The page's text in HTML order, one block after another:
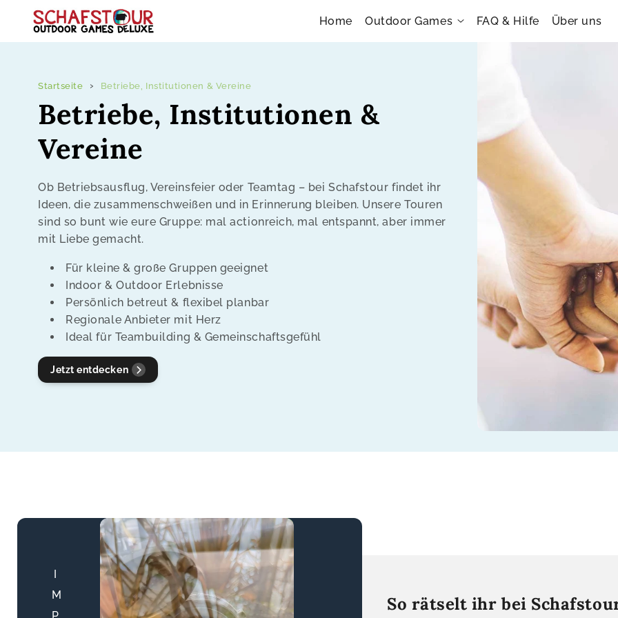
springen
Home Outdoor Games FAQ & Hilfe Über uns
Startseite Betriebe, Institutionen & Vereine
K
o
l
l
e
k
i
o
:
Betriebe, Institutionen &
Vereine
Ob Betriebsausflug, Vereinsfeier oder Teamtag – bei Schafstour findet ihr
Ideen, die zusammenschweißen und in Erinnerung bleiben. Unsere Touren
sind so bunt wie eure Gruppe: mal actionreich, mal entspannt, aber immer
mit Liebe gemacht.
Für kleine & große Gruppen geeignet
Indoor & Outdoor Erlebnisse
Persönlich betreut & flexibel planbar
Regionale Anbieter mit Herz
Ideal für Teambuilding & Gemeinschaftsgefühl
Jetzt entdecken
M
So rätselt ihr bei